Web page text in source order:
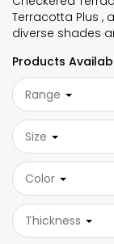
Terracotta Plus ,
diverse shades
Products
Range
Size
Color
Thickness